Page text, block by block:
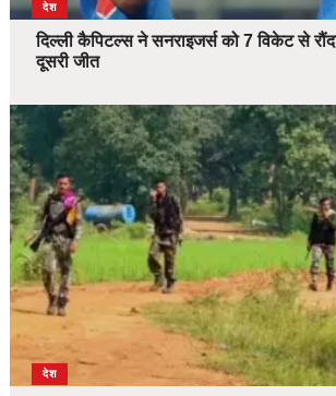
देश
दिल्ली कैपिटल्स ने सनराइजर्स को 7 विकेट से
दूसरी जीत
देश